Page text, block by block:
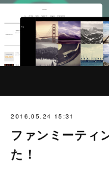
2016.05.24 15:31
ファンミーティ
た！